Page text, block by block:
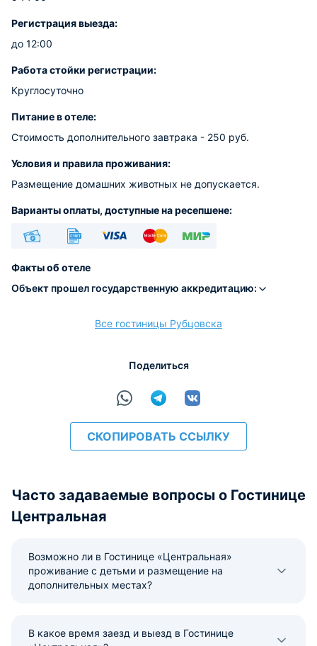
Регистрация выезда:
до 12:00
Работа стойки регистрации:
Круглосуточно
Питание в отеле:
Стоимость дополнительного завтрака - 250 руб.
Условия и правила проживания:
Размещение домашних животных не допускается.
Варианты оплаты, доступные на ресепшене:
Факты об отеле
Объект прошел государственную аккредитацию:
Все гостиницы Рубцовска
Поделиться
СКОПИРОВАТЬ ССЫЛКУ
Часто задаваемые вопросы о Гостинице
Центральная
Возможно ли в Гостинице «Центральная»
проживание с детьми и размещение на
дополнительных местах?
В какое время заезд и выезд в Гостинице